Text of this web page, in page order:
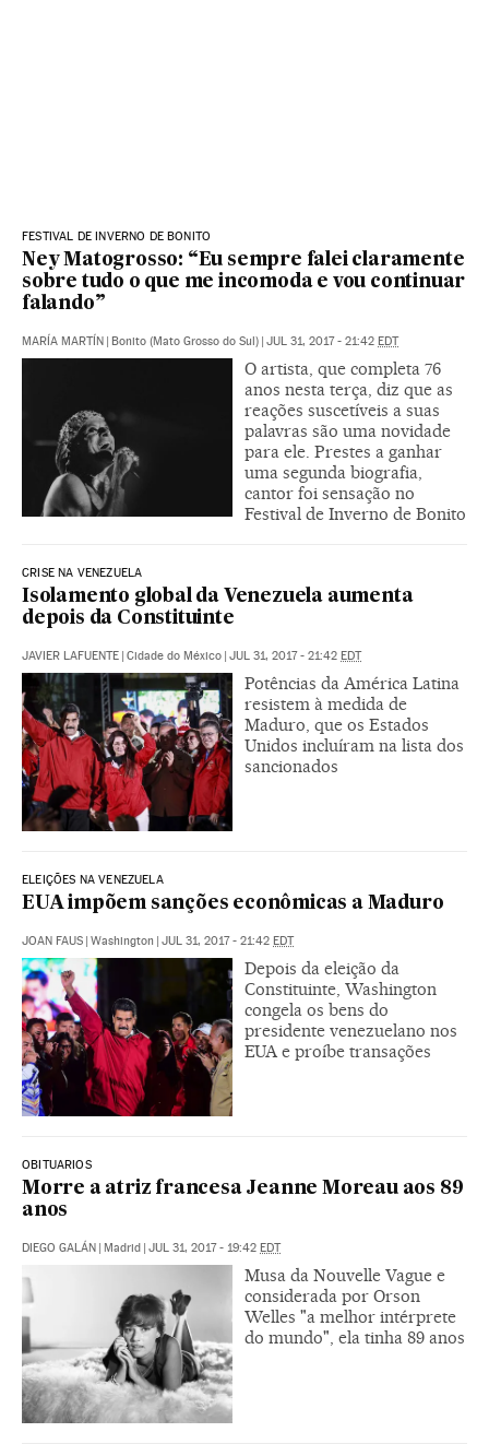
FESTIVAL DE INVERNO DE BONITO
Ney Matogrosso: “Eu sempre falei claramente
sobre tudo o que me incomoda e vou continuar
falando”
MARÍA MARTÍN Bonito (Mato Grosso do Sul) JUL 31, 2017 - 21:42 EDT
O artista, que completa 76
anos nesta terça, diz que as
reações suscetíveis a suas
palavras são uma novidade
para ele. Prestes a ganhar
uma segunda biografia,
cantor foi sensação no
Festival de Inverno de Bonito
CRISE NA VENEZUELA
Isolamento global da Venezuela aumenta
depois da Constituinte
JAVIER LAFUENTE Cidade do México JUL 31, 2017 - 21:42 EDT
Potências da América Latina
resistem à medida de
Maduro, que os Estados
Unidos incluíram na lista dos
sancionados
ELEIÇÕES NA VENEZUELA
EUA impõem sanções econômicas a Maduro
JOAN FAUS Washington JUL 31, 2017 - 21:42 EDT
Depois da eleição da
Constituinte, Washington
congela os bens do
presidente venezuelano nos
EUA e proíbe transações
OBITUARIOS
Morre a atriz francesa Jeanne Moreau aos 89
anos
DIEGO GALÁN | Madrid | JUL 31, 2017 - 19:42 EDT
Musa da Nouvelle Vague e
considerada por Orson
Welles "a melhor intérprete
do mundo", ela tinha 89 anos